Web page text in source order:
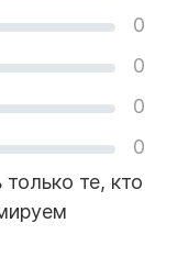
0
0
0
0
те, кто